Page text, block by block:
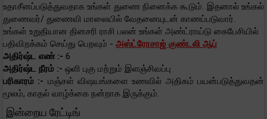
உதாசீனப்படுத்துவதாக உங்கள் துணை நினைக்க கூடும். இதனால் உங்கல்
துணைவர்/ துணைவி மாலையில் வேதனையுடன் காணப்படுவார்.
உங்கள் உறுதியான தினசரி ராசி பலன் உங்கள் அண்ட்ராய்டு கைபேசியில்
பதிவிறக்கம் செய்து பெறவும் - அஸ்ட்ரோசாஜ் குண்டலி ஆப்
அதிர்ஷ்ட எண் :- 6
அதிர்ஷ்ட நீரம் :- ஒளி புகு மற்றும் இளஞ்சிவப்பு
பரிகாரம் :- மஞ்சள் விஷயங்களை உணவில் அதிகம் பயன்படுத்துவதன்
மூலம், காதல் வாழ்க்கை நன்றாக இருக்கும்.
இன்றைய ரேட்டிங்